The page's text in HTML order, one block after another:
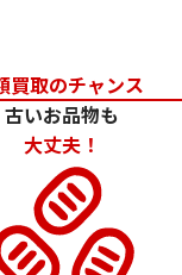
24金 (K24) カレン
1.5g
買取のチャンス
古いお品物も
大丈夫！